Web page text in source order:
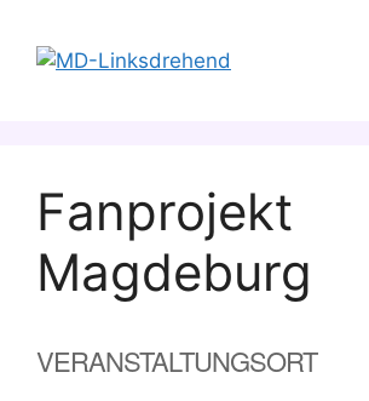
Inhalt
springen
Fanprojekt
Magdeburg
VERANSTALTUNGSORT